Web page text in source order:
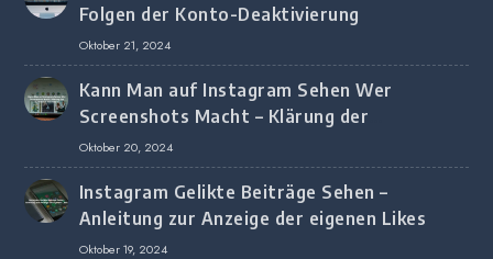
Folgen der Konto-Deaktivierung
Oktober 21, 2024
Kann Man auf Instagram Sehen Wer
Screenshots Macht – Klärung der
Screenshot-Erkennung
Oktober 20, 2024
Instagram Gelikte Beiträge Sehen –
Anleitung zur Anzeige der eigenen Likes
Oktober 19, 2024